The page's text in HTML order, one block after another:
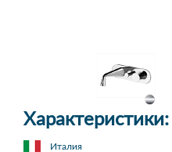
Характеристики:
Италия